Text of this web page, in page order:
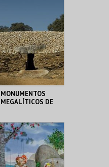
MAIS INFO
COMPRAR
MONUMENTOS
MEGALÍTICOS DE
ALCALAR
MAIS INFO